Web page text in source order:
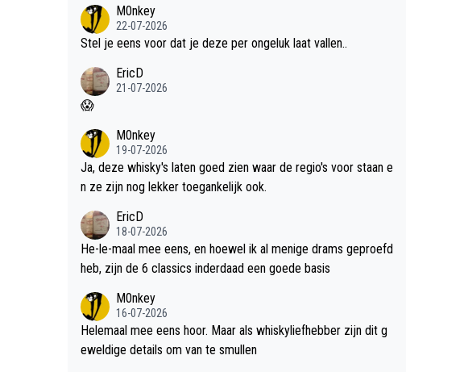
M0nkey
22-07-2026
Stel je eens voor dat je deze per ongeluk laat vallen..
EricD
21-07-2026
😱
M0nkey
19-07-2026
Ja, deze whisky's laten goed zien waar de regio's voor staan e
n ze zijn nog lekker toegankelijk ook.
EricD
18-07-2026
He-le-maal mee eens, en hoewel ik al menige drams geproefd
heb, zijn de 6 classics inderdaad een goede basis
M0nkey
16-07-2026
Helemaal mee eens hoor. Maar als whiskyliefhebber zijn dit g
eweldige details om van te smullen